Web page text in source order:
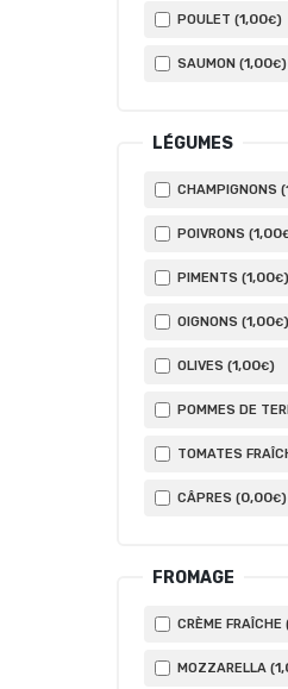
POULET (1,00€)
SAUMON (1,00€)
LÉGUMES
CHAMPIGNONS (
POIVRONS (1,00
PIMENTS (1,00€)
OIGNONS (1,00€)
OLIVES (1,00€)
POMMES DE
TOMATES
CÂPRES (0,00€)
FROMAGE
CRÈME FRAÎCHE
MOZZARELLA (1